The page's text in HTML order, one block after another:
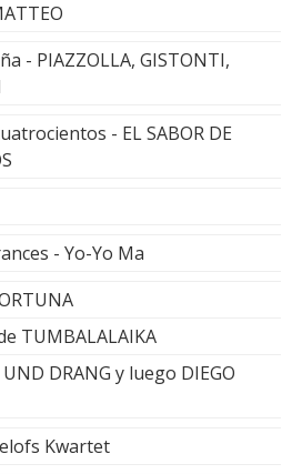
- PIAZZOLLA, GISTONTI,
- EL SABOR DE
- Yo-Yo Ma
TUMBALALAIKA
DRANG y luego DIEGO
Kwartet